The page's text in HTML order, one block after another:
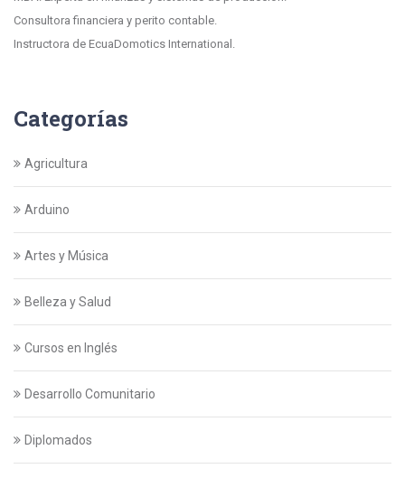
Consultora financiera y perito contable.
Instructora de EcuaDomotics International.
Categorías
Agricultura
Arduino
Artes y Música
Belleza y Salud
Cursos en Inglés
Desarrollo Comunitario
Diplomados